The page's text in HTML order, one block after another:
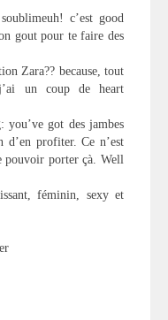
c’est good
gout pour te faire des
Zara?? because, tout
un coup de heart
got des jambes
d’en profiter. Ce n’est
pouvoir porter çà. Well
féminin, sexy et